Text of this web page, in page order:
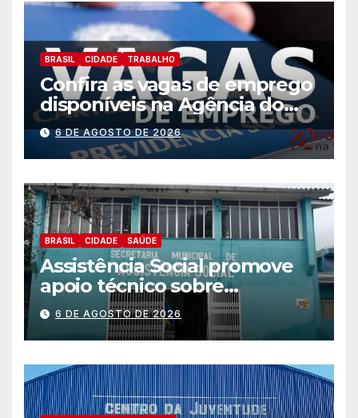
BRASIL CIDADE TRABALHO
Confira as vagas de emprego
disponíveis na Agência do
Trabalhador
6 DE AGOSTO DE 2026
BRASIL CIDADE SAÚDE
Assistência Social promove
apoio técnico sobre
preparação e resposta a
situações de emergência e
calamidade pública
6 DE AGOSTO DE 2026